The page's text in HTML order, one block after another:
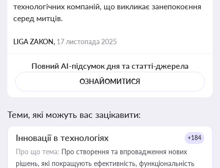
технологічних компаній, що викликає занепокоєння
серед митців.
LIGA ZAKON, 17 листопада 2025
Повний AI-підсумок дня та статті-джерела
ОЗНАЙОМИТИСЯ
Теми, які можуть вас зацікавити:
Інновації в технологіях +184
Про що тема: Про створення та впровадження нових
рішень, які покращують ефективність, функціональність